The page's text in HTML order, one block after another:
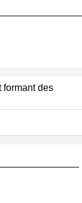
formant des